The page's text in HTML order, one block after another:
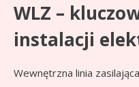
WLZ –
instalacji
Wewnętrzna linia